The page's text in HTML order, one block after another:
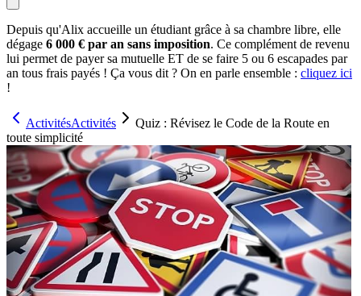
Depuis qu'Alix accueille un étudiant grâce à sa chambre libre, elle
dégage 6 000 € par an sans imposition. Ce complément de revenu
lui permet de payer sa mutuelle ET de se faire 5 ou 6 escapades par
an tous frais payés ! Ça vous dit ? On en parle ensemble : cliquez ici
!
ActivitésActivités
Quiz : Révisez le Code de la Route en
toute simplicité